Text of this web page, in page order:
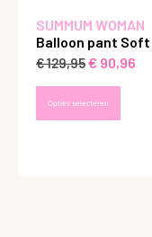
SUMMUM WOMAN
Balloon pant
€129,95€ 90,96
Opties selecteren